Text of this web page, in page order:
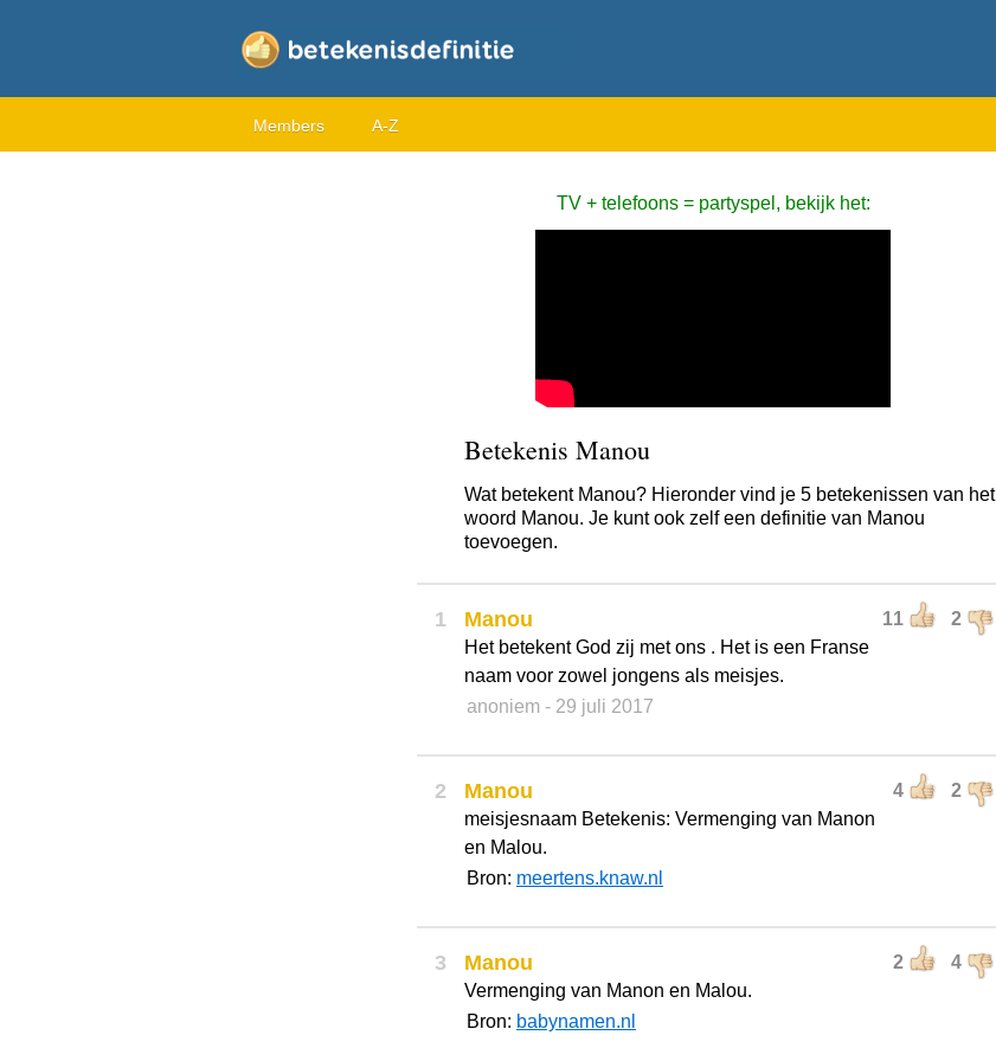
Members A-Z
TV + telefoons = partyspel, bekijk het:
Betekenis Manou
Wat betekent Manou? Hieronder vind je 5 betekenissen van het
woord Manou. Je kunt ook zelf een definitie van Manou
toevoegen.
1 11 2
Manou
Het betekent God zij met ons . Het is een Franse
naam voor zowel jongens als meisjes.
anoniem - 29 juli 2017
2 4 2
Manou
meisjesnaam Betekenis: Vermenging van Manon
en Malou.
Bron: meertens.knaw.nl
3 2 4
Manou
Vermenging van Manon en Malou.
Bron: babynamen.nl